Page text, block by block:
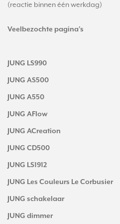
(reactie binnen één werkdag)
Veelbezochte pagina's
JUNG LS990
JUNG AS500
JUNG A550
JUNG AFlow
JUNG ACreation
JUNG CD500
JUNG LS1912
JUNG Les Couleurs Le Corbusier
JUNG schakelaar
JUNG dimmer